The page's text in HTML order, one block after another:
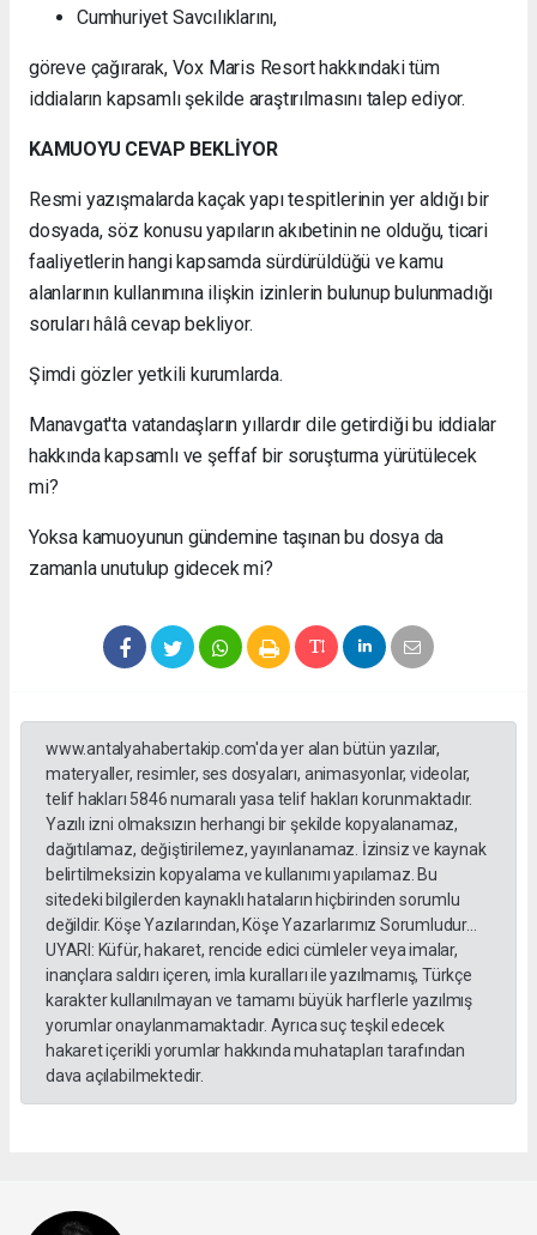
Cumhuriyet Savcılıklarını,
göreve çağırarak, Vox Maris Resort hakkındaki tüm
iddiaların kapsamlı şekilde araştırılmasını talep ediyor.
KAMUOYU CEVAP BEKLİYOR
Resmi yazışmalarda kaçak yapı tespitlerinin yer aldığı bir
dosyada, söz konusu yapıların akıbetinin ne olduğu, ticari
faaliyetlerin hangi kapsamda sürdürüldüğü ve kamu
alanlarının kullanımına ilişkin izinlerin bulunup bulunmadığı
soruları hâlâ cevap bekliyor.
Şimdi gözler yetkili kurumlarda.
Manavgat'ta vatandaşların yıllardır dile getirdiği bu iddialar
hakkında kapsamlı ve şeffaf bir soruşturma yürütülecek
mi?
Yoksa kamuoyunun gündemine taşınan bu dosya da
zamanla unutulup gidecek mi?
www.antalyahabertakip.com'da yer alan bütün yazılar,
materyaller, resimler, ses dosyaları, animasyonlar, videolar,
telif hakları 5846 numaralı yasa telif hakları korunmaktadır.
Yazılı izni olmaksızın herhangi bir şekilde kopyalanamaz,
dağıtılamaz, değiştirilemez, yayınlanamaz. İzinsiz ve kaynak
belirtilmeksizin kopyalama ve kullanımı yapılamaz. Bu
sitedeki bilgilerden kaynaklı hataların hiçbirinden sorumlu
değildir. Köşe Yazılarından, Köşe Yazarlarımız Sorumludur...
UYARI: Küfür, hakaret, rencide edici cümleler veya imalar,
inançlara saldırı içeren, imla kuralları ile yazılmamış, Türkçe
karakter kullanılmayan ve tamamı büyük harflerle yazılmış
yorumlar onaylanmamaktadır. Ayrıca suç teşkil edecek
hakaret içerikli yorumlar hakkında muhatapları tarafından
dava açılabilmektedir.